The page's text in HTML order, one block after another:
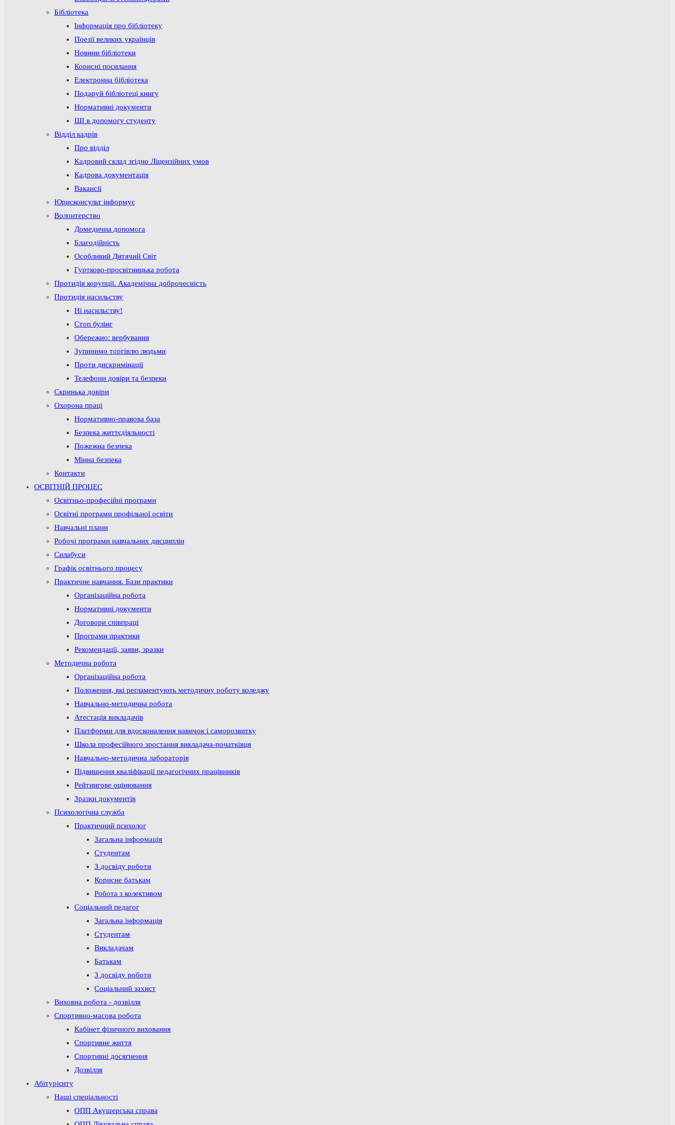
Бібліотека
Інформація про бібліотеку
Поезії великих українців
Новини бібліотеки
Корисні посилання
Електронна бібліотека
Подаруй бібліотеці книгу
Нормативні документи
ШІ в допомогу студенту
Відділ кадрів
Про відділ
Кадровий склад згідно Ліцензійних умов
Кадрова документація
Вакансії
Юрисконсульт інформує
Волонтерство
Домедична допомога
Благодійність
Особливий Дитячий Світ
Гуртково-просвітницька робота
Протидія корупції. Академічна доброчесність
Протидія насильству
Ні насильству!
Стоп булінг
Обережно: вербування
Зупинимо торгівлю людьми
Проти дискримінації
Телефони довіри та безпеки
Скринька довіри
Охорона праці
Нормативно-правова база
Безпека життєдіяльності
Пожежна безпека
Мінна безпека
Контакти
ОСВІТНІЙ ПРОЦЕС
Освітньо-професійні програми
Освітні програми профільної освіти
Навчальні плани
Робочі програми навчальних дисциплін
Силабуси
Графік освітнього процесу
Практичне навчання. Бази практики
Організаційна робота
Нормативні документи
Договори співпраці
Програми практики
Рекомендації, заяви, зразки
Методична робота
Організаційна робота
Положення, які регламентують методичну роботу коледжу
Навчально-методична робота
Атестація викладачів
Платформи для вдосконалення навичок і саморозвитку
Школа професійного зростання викладача-початківця
Навчально-методична лабораторія
Підвищення кваліфікації педагогічних працівників
Рейтингове оцінювання
Зразки документів
Психологічна служба
Практичний психолог
Загальна інформація
Студентам
З досвіду роботи
Корисне батькам
Робота з колективом
Соціальний педагог
Загальна інформація
Студентам
Викладачам
Батькам
З досвіду роботи
Соціальний захист
Виховна робота - дозвілля
Спортивно-масова робота
Кабінет фізичного виховання
Спортивне життя
Спортивні досягнення
Дозвілля
Абітурієнту
Наші спеціальності
ОПП Акушерська справа